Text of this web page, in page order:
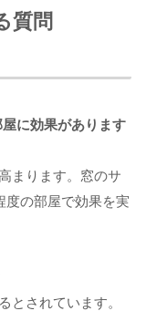
質問
に効果があります
まります。窓のサ
度の部屋で効果を実
とされています。